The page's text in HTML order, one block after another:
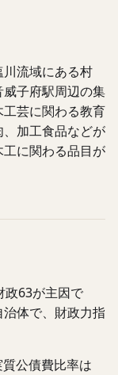
流域にある村
子府駅周辺の集
芸に関わる教育
加工食品などが
に関わる品目が
政63が主因で
体で、財政力指
公債費比率は